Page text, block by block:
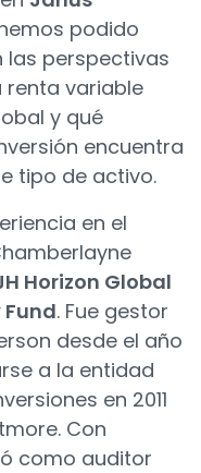
podido
las perspectivas
renta variable
y qué
encuentra
tipo de activo.
en el
Horizon Global
. Fue gestor
desde el año
a la entidad
en 2011
Con
como auditor